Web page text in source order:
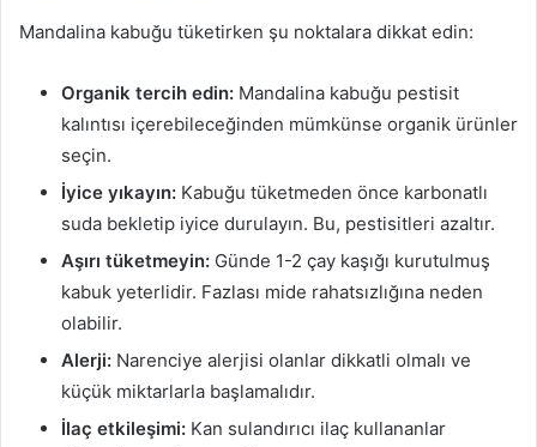
Mandalina kabuğu tüketirken şu noktalara dikkat edin:
Organik tercih edin: Mandalina kabuğu pestisit
kalıntısı içerebileceğinden mümkünse organik ürünler
seçin.
İyice yıkayın: Kabuğu tüketmeden önce karbonatlı
suda bekletip iyice durulayın. Bu, pestisitleri azaltır.
Aşırı tüketmeyin: Günde 1-2 çay kaşığı kurutulmuş
kabuk yeterlidir. Fazlası mide rahatsızlığına neden
olabilir.
Alerji: Narenciye alerjisi olanlar dikkatli olmalı ve
küçük miktarlarla başlamalıdır.
İlaç etkileşimi: Kan sulandırıcı ilaç kullananlar